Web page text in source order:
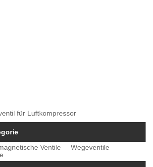
für Luftkompressor
Ventile
Wegeventile